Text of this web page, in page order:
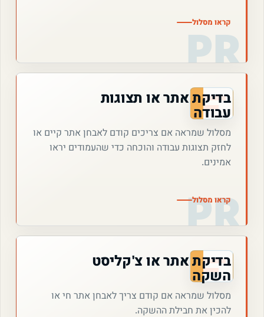
קראו מסלול
בדיקת אתר או תצוגות
עבודה
מסלול שמראה אם צריכים קודם לאבחן אתר קיים או
לחזק תצוגות עבודה והוכחה כדי שהעמודים יראו
אמינים.
קראו מסלול
בדיקת אתר או צ'קליסט
השקה
מסלול שמראה אם קודם צריך לאבחן אתר חי או
להכין את חבילת ההשקה.